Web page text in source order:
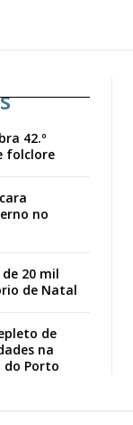
42.º
folclore
no
20 mil
de Natal
de
na
do Porto